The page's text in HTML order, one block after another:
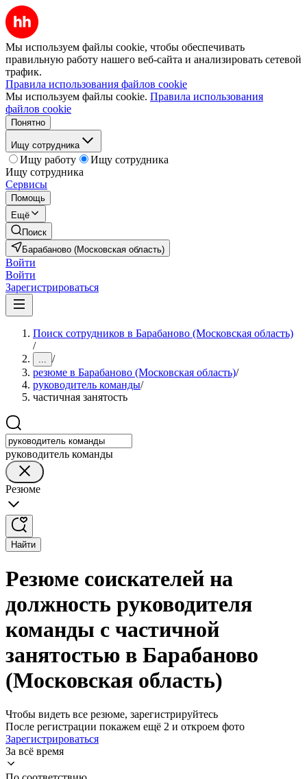
Мы используем файлы cookie, чтобы обеспечивать
правильную работу нашего веб-сайта и анализировать сетевой
трафик.
Правила использования файлов cookie
Мы используем файлы cookie. Правила использования
файлов cookie
Понятно
Ищу сотрудника
Ищу работу
Ищу сотрудника
Ищу сотрудника
Сервисы
Помощь
Ещё
Поиск
Барабаново (Московская область)
Войти
Войти
Зарегистрироваться
Поиск сотрудников в Барабаново (Московская область)
/
... /
резюме в Барабаново (Московская область)/
руководитель команды/
частичная занятость
руководитель команды
Резюме
Найти
Резюме соискателей на
должность руководителя
команды с частичной
занятостью в Барабаново
(Московская область)
Чтобы видеть все резюме, зарегистрируйтесь
После регистрации покажем ещё 2 и откроем фото
Зарегистрироваться
За всё время